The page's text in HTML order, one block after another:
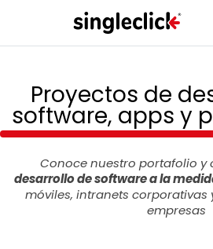
Proyectos de
software, apps y
Conoce nuestro portafolio y
desarrollo de software a la
móviles, intranets corporativas
empresas